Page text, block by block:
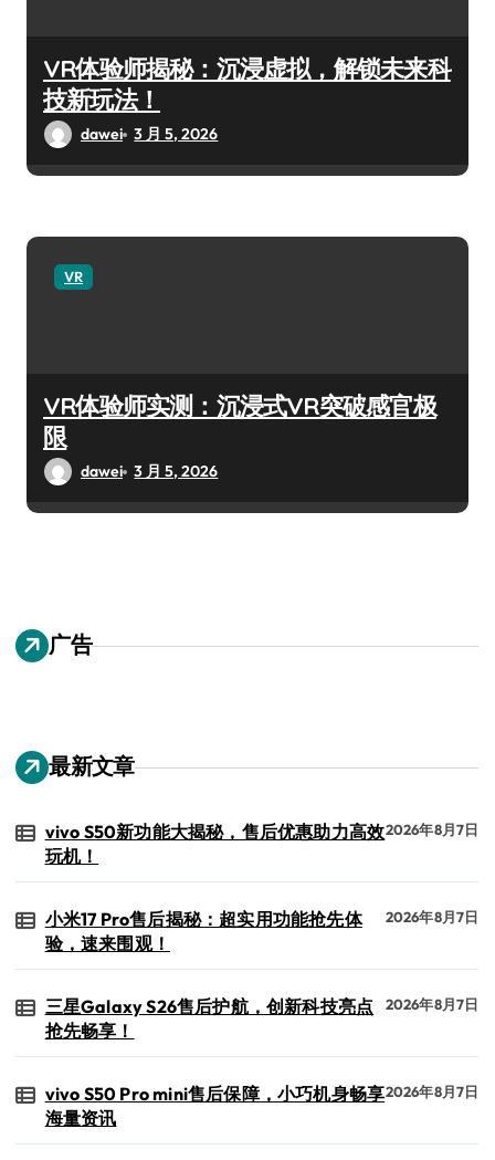
VR体验师揭秘：沉浸虚拟，解锁未来科
技新玩法！
dawei 3 月 5, 2026
VR
VR体验师实测：沉浸式VR突破感官极
限
dawei 3 月 5, 2026
广告
最新文章
vivo S50新功能大揭秘，售后优惠助力高效
玩机！
2026年8月7日
小米17 Pro售后揭秘：超实用功能抢先体
验，速来围观！
2026年8月7日
三星Galaxy S26售后护航，创新科技亮点
抢先畅享！
2026年8月7日
vivo S50 Pro mini售后保障，小巧机身畅享
海量资讯
2026年8月7日